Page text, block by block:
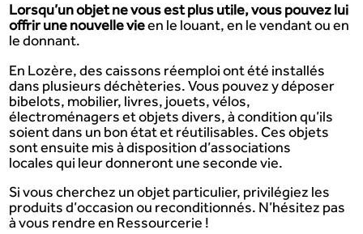
Lorsqu’un objet ne vous est plus utile, vous pouvez lui
offrir une nouvelle vieen le louant, en le vendant ou en
le donnant.
En Lozère, des caissons réemploi ont été installés
dans plusieurs déchèteries. Vous pouvez y déposer
bibelots, mobilier, livres, jouets, vélos,
électroménagers et objets divers, à condition qu’ils
soient dans un bon état et réutilisables. Ces objets
sont ensuite mis à disposition d’associations
locales qui leur donneront une seconde vie.
Si vous cherchez un objet particulier, privilégiez les
produits d’occasion ou reconditionnés. N’hésitez pas
à vous rendre en Ressourcerie !